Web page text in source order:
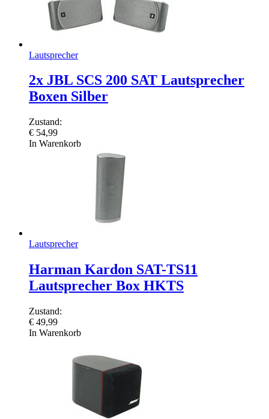
Lautsprecher
2x JBL SCS 200 SAT Lautsprecher
Boxen Silber
Zustand:
€ 54,99
In Warenkorb
Lautsprecher
Harman Kardon SAT-TS11
Lautsprecher Box HKTS
Zustand:
€ 49,99
In Warenkorb